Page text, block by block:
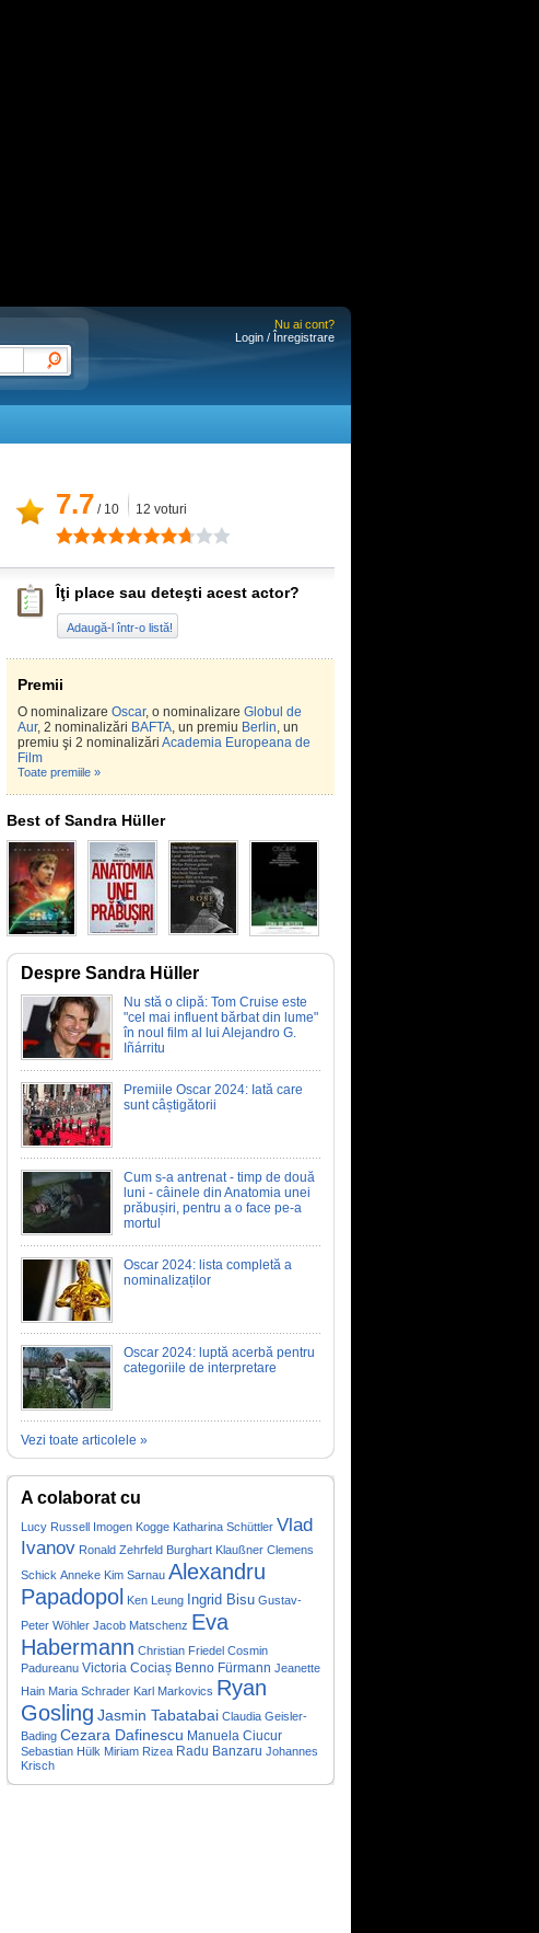
Nu ai cont?
Login / Înregistrare
7.7 / 10 12 voturi
Îţi place sau deteşti acest actor?
Adaugă-l într-o listă!
Premii
O nominalizare Oscar, o nominalizare Globul de
Aur, 2 nominalizări BAFTA, un premiu Berlin, un
premiu şi 2 nominalizări Academia Europeana de
Film
Toate premiile »
Best of Sandra Hüller
Despre Sandra Hüller
Nu stă o clipă: Tom Cruise este
"cel mai influent bărbat din lume"
în noul film al lui Alejandro G.
Iñárritu
Premiile Oscar 2024: Iată care
sunt câștigătorii
Cum s-a antrenat - timp de două
luni - câinele din Anatomia unei
prăbușiri, pentru a o face pe-a
mortul
Oscar 2024: lista completă a
nominalizaților
Oscar 2024: luptă acerbă pentru
categoriile de interpretare
Vezi toate articolele »
A colaborat cu
Lucy Russell Imogen Kogge Katharina Schüttler Vlad
Ivanov Ronald Zehrfeld Burghart Klaußner Clemens
Schick Anneke Kim Sarnau Alexandru
Papadopol
Ken Leung Ingrid Bisu Gustav-
Peter Wöhler Jacob Matschenz Eva
Habermann Christian Friedel Cosmin
Padureanu Victoria Cociaș Benno Fürmann Jeanette
Hain Maria Schrader Karl Markovics Ryan
Gosling Jasmin Tabatabai Claudia Geisler-
Bading Cezara Dafinescu Manuela Ciucur
Sebastian Hülk Miriam Rizea Radu Banzaru Johannes
Krisch